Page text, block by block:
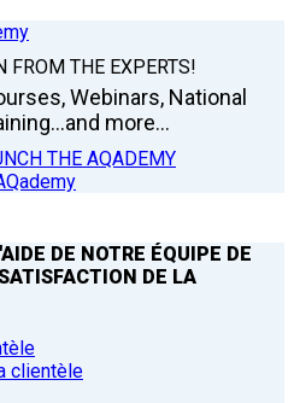
FROM THE EXPERTS!
Webinars, National
more...
THE AQADEMY
DE NOTRE ÉQUIPE DE
DE LA
clientèle